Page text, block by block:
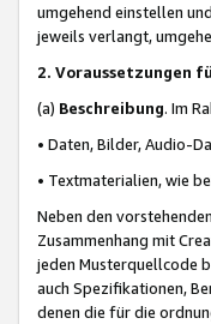
umgehend einstellen
jeweils verlangt,
2. Voraussetzungen
(a) Beschreibung. Im
• Daten, Bilder, Audio-
• Textmaterialien, wie
Neben den
Zusammenhang mit
jeden Musterquellcode
auch Spezifikationen,
denen die für die